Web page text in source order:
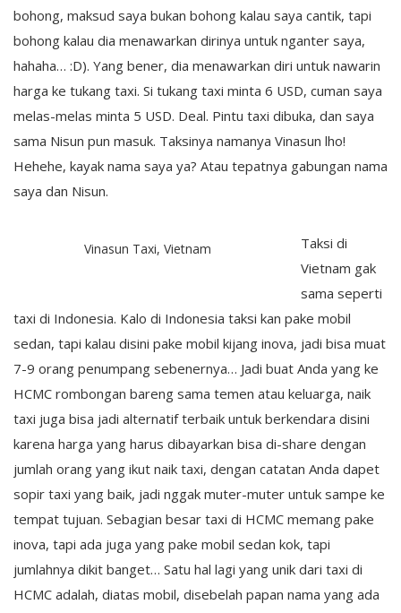
bohong, maksud saya bukan bohong kalau saya cantik, tapi
bohong kalau dia menawarkan dirinya untuk nganter saya,
hahaha… :D). Yang bener, dia menawarkan diri untuk nawarin
harga ke tukang taxi. Si tukang taxi minta 6 USD, cuman saya
melas-melas minta 5 USD. Deal. Pintu taxi dibuka, dan saya
sama Nisun pun masuk. Taksinya namanya Vinasun lho!
Hehehe, kayak nama saya ya? Atau tepatnya gabungan nama
saya dan Nisun.
Vinasun Taxi, Vietnam
Taksi di
Vietnam gak
sama seperti
taxi di Indonesia. Kalo di Indonesia taksi kan pake mobil
sedan, tapi kalau disini pake mobil kijang inova, jadi bisa muat
7-9 orang penumpang sebenernya… Jadi buat Anda yang ke
HCMC rombongan bareng sama temen atau keluarga, naik
taxi juga bisa jadi alternatif terbaik untuk berkendara disini
karena harga yang harus dibayarkan bisa di-share dengan
jumlah orang yang ikut naik taxi, dengan catatan Anda dapet
sopir taxi yang baik, jadi nggak muter-muter untuk sampe ke
tempat tujuan. Sebagian besar taxi di HCMC memang pake
inova, tapi ada juga yang pake mobil sedan kok, tapi
jumlahnya dikit banget… Satu hal lagi yang unik dari taxi di
HCMC adalah, diatas mobil, disebelah papan nama yang ada